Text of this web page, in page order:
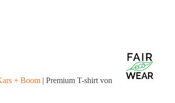
+ Boom | Premium T-shirt von